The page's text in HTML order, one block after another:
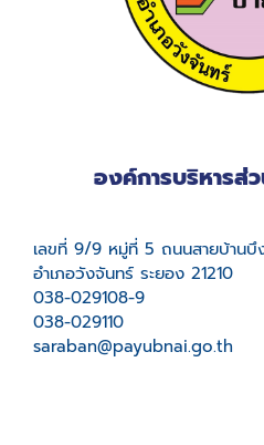
องค์การบริหารส่
เลขที่ 9/9 หมู่ที่ 5 ถนนสายบ้านบึ
อำเภอวังจันทร์ ระยอง 21210
038-029108-9
038-029110
saraban@payubnai.go.th